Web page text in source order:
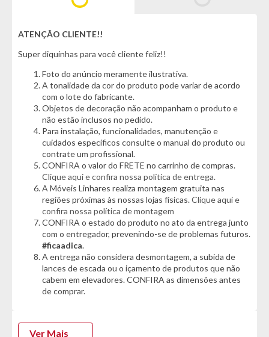
modelo conta ainda com gaveta com chave, perfeita para
armazenamento, revelando prateleiras internas que facilitam a
distribuídos. Os puxadores de madeira agregam um toque
sofisticado e resistente ao design, valorizando a decoração do
ambiente com um acabamento elegante e atemporal.
Produzida com materiais de qualidade, a cômoda Benetil
Triunfo é ideal para quem procura um móvel durável, funcional
e com excelente custo-benefício.
Se você deseja uma cômoda grande, resistente e com ótimo
espaço interno para organizar seu quarto com eficiência e
estilo, essa é a escolha certa para transformar seu ambiente
com praticidade e beleza.
Informações Técnicas:
- Marca: Benetil
- Modelo: Triunfo
- Estrutura: MDP
ATENÇÃO CLIENTE!!
Super diquinhas para você cliente feliz!!
Foto do anúncio meramente ilustrativa.
A tonalidade da cor do produto pode variar de acordo
com o lote do fabricante.
Objetos de decoração não acompanham o produto e
não estão inclusos no pedido.
Para instalação, funcionalidades, manutenção e
cuidados específicos consulte o manual do produto ou
contrate um profissional.
CONFIRA o valor do FRETE no carrinho de compras.
Clique aqui e confira nossa política de entrega.
A Móveis Linhares realiza montagem gratuita nas
regiões próximas às nossas lojas físicas.Clique aqui e
confira nossa política de montagem
CONFIRA o estado do produto no ato da entrega junto
com o entregador, prevenindo-se de problemas futuros.
#ficaadica.
A entrega não considera desmontagem, a subida de
lances de escada ou o içamento de produtos que não
cabem em elevadores. CONFIRA as dimensões antes
de comprar.
Ver Mais